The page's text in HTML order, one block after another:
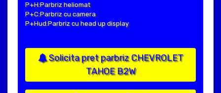
P+H:Parbriz heliomat
P+C:Parbriz cu camera
P+Hud:Parbriz cu head up display
Solicita pret parbriz CHEVROLET
TAHOE B2W